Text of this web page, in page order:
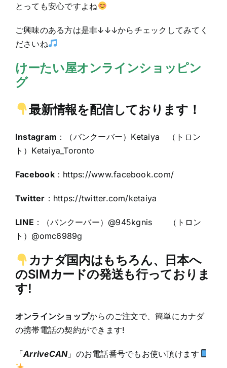
とっても安心ですよね
ご興味のある方は是非↓↓↓からチェックしてみてく
ださいね
けーたい屋オンラインショッピン
グ
最新情報を配信しております！
Instagram ：（バンクーバー）Ketaiya （トロン
ト）Ketaiya_Toronto
Facebook： https://www.facebook.com/
Twitter ：https://twitter.com/ketaiya
LINE ：（バンクーバー）@945kgnis （トロン
ト）@omc6989g
カナダ国内はもちろん、日本へ
のSIMカードの発送も行っておりま
す!
オンラインショップからのご注文で、簡単にカナダ
の携帯電話の契約ができます!
「ArriveCAN」のお電話番号でもお使い頂けます